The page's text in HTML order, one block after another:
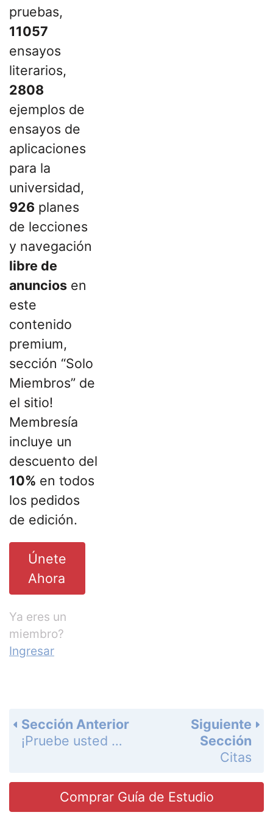
pruebas,
11057
ensayos
literarios,
2808
ejemplos de
ensayos de
aplicaciones
para la
universidad,
926 planes
de lecciones
y navegación
libre de
anuncios en
este
contenido
premium,
sección “Solo
Miembros” de
el sitio!
Membresía
incluye un
descuento del
10% en todos
los pedidos
de edición.
Únete
Ahora
Ya eres un
miembro?
Ingresar
Siguiente
Sección
Citas
Sección Anterior
¡Pruebe usted mismo! - 3
Comprar Guía de Estudio